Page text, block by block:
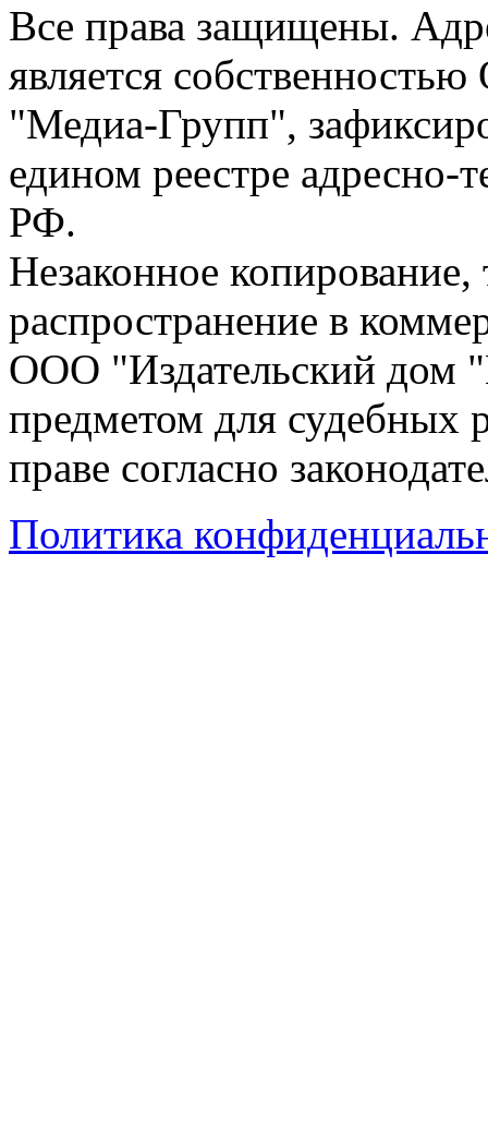
Все права защищены.
является
"Медиа-Групп",
едином реестре адресно-
РФ.
Незаконное
распространение в
ООО "Издательский дом
предметом для судебных
праве согласно
Политика